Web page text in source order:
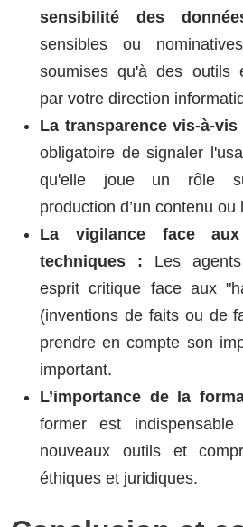
sensibilité des
sensibles ou
soumises qu'à des outils
par votre direction
La transparence vis-à-
obligatoire de signaler
qu'elle joue un rôle
production d’un contenu
La vigilance face
techniques : Les
esprit critique face aux
(inventions de faits ou de
prendre en compte son
important.
L’importance de la
former est
nouveaux outils et
éthiques et juridiques.